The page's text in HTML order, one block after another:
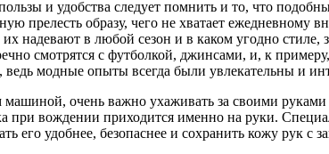
и удобства следует помнить и то, что
прелесть образу, чего не хватает ежедневному
их надевают в любой сезон и в каком угодно
смотрятся с футболкой, джинсами, и, к
ведь модные опыты всегда были увлекательны и
очень важно ухаживать за своими руками
при вождении приходится именно на руки.
его удобнее, безопаснее и сохранить кожу рук с